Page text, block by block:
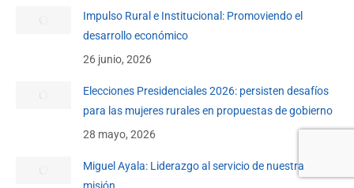
Impulso Rural e Institucional: Promoviendo el
desarrollo económico
26 junio, 2026
Elecciones Presidenciales 2026: persisten desafíos
para las mujeres rurales en propuestas de gobierno
28 mayo, 2026
Miguel Ayala: Liderazgo al servicio de nuestra